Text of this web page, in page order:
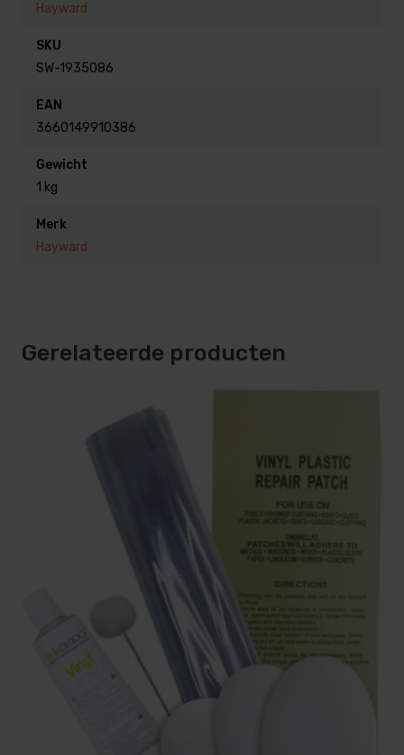
Hayward
SKU
SW-1935086
EAN
3660149910386
Gewicht
1 kg
Merk
Hayward
Gerelateerde producten